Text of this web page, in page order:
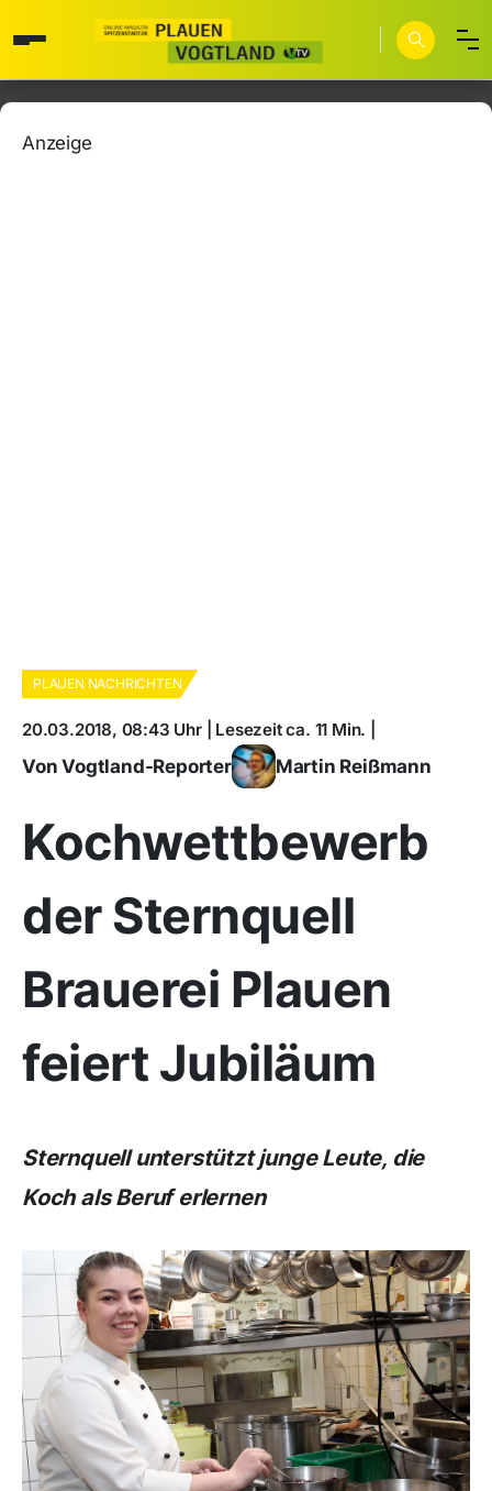
Anzeige
PLAUEN NACHRICHTEN
20.03.2018, 08:43 Uhr | Lesezeit ca. 11 Min. |
Von Vogtland-Reporter Martin Reißmann
Kochwettbewerb
der Sternquell
Brauerei Plauen
feiert Jubiläum
Sternquell unterstützt junge Leute, die
Koch als Beruf erlernen